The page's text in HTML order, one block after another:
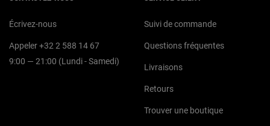
Écrivez-nous
Appeler +32 2 588 14 67
9:00 — 21:00 (Lundi - Samedi)
Suivi de commande
Questions fréquentes
Livraisons
Retours
Trouver une boutique